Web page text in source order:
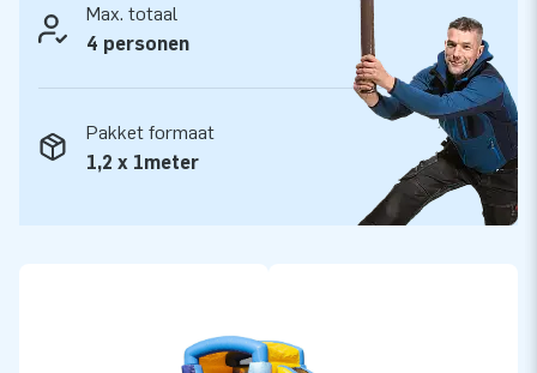
schoon te houden. Het springkasteel wordt tevens door JB
geleverd met 5 jaar garantie. Hierdoor lever jij met dit
Koop dit leuke springkasteel en bezorg jouw klanten de dag
van hun leven!
Meer dan 15.000 klanten kozen ook voor JB
opblaasattracties op grootse wijze! Klanten zijn verzekerd
Max. totaal
4 personen
Pakket formaat
1,2 x 1meter